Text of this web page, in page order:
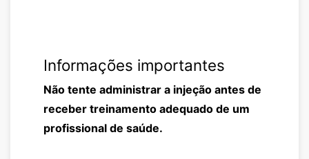
Informações importantes
Não tente administrar a injeção antes de
receber treinamento adequado de um
profissional de saúde.